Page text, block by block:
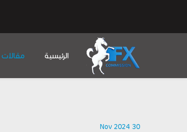
الرئيسية مقالات
30 Nov 2024